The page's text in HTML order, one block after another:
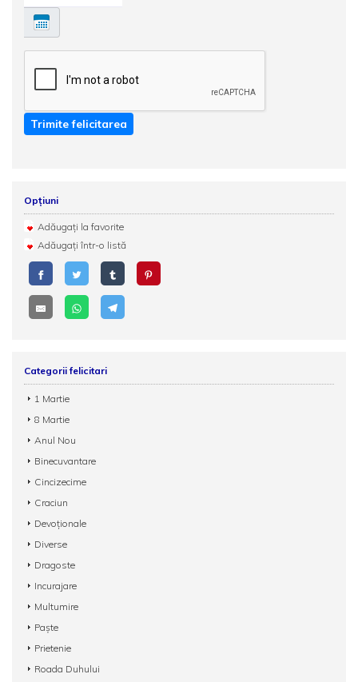
Trimite felicitarea
Opțiuni
Adăugați la favorite
Adăugați într-o listă
Categorii felicitari
1 Martie
8 Martie
Anul Nou
Binecuvantare
Cincizecime
Craciun
Devoționale
Diverse
Dragoste
Incurajare
Multumire
Paște
Prietenie
Roada Duhului